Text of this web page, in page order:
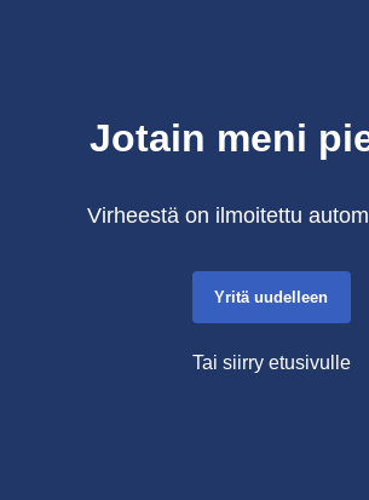
Jotain meni
Virheestä on ilmoitettu
Yritä uudelleen
Tai siirry etusivulle